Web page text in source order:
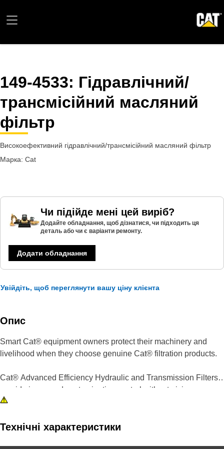
149-4533: Гідравлічний/
трансмісійний масляний
фільтр
Високоефективний гідравлічний/трансмісійний масляний фільтр
Марка: Cat
Чи підійде мені цей виріб?
Додайте обладнання, щоб дізнатися, чи підходить ця
деталь або чи є варіанти ремонту.
Додати обладнання
Увійдіть, щоб переглянути вашу ціну клієнта
Опис
Smart Cat® equipment owners protect their machinery and
livelihood when they choose genuine Cat® filtration products.
Cat® Advanced Efficiency Hydraulic and Transmission Filters
provide increased contamination control without giving up
superior dirt-holding. Using improved filter media, our filters
drop characteristics.
Технічні характеристики